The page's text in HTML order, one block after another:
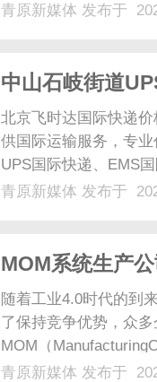
青原新媒体 发布于
中山石岐街道
工具提升客户体
北京飞时达国际快递
供国际运输服务，专
UPS国际快递、EMS
业务。中山石岐街道
青原新媒体 发布于
MOM系统生产
随着工业4.0时代的到
了保持竞争优势，众
MOM（
当今制造业数字化转
青原新媒体 发布于